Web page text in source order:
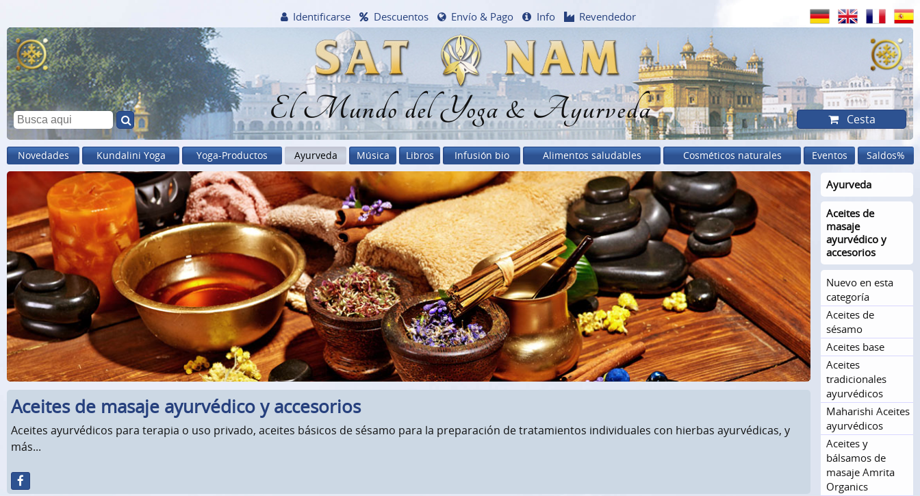
El Mundo del Yoga & Ayurveda
Identificarse Descuentos Envío & Pago Info Revendedor
Cesta
Novedades Kundalini Yoga Yoga-Productos Ayurveda Música Libros Infusión bio Alimentos saludables Cosméticos naturales Eventos Saldos%
Aceites de masaje ayurvédico y accesorios
Aceites ayurvédicos para terapia o uso privado, aceites básicos de sésamo para la preparación de tratamientos individuales con hierbas ayurvédicas, y
más...
Ayurveda
Aceites de
masaje
ayurvédico y
accesorios
Nuevo en esta
categoría
Aceites de
sésamo
Aceites base
Aceites
tradiciona­les
ayurvédicos
Maharishi Aceites
ayurvédicos
Aceites y
bálsamos de
masaje Amrita
Organics